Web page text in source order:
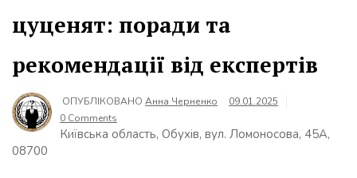
цуценят: поради та
рекомендації від експертів
ОПУБЛІКОВАНО Анна Черненко
09.01.2025
0 Comments
Київська область, Обухів, вул. Ломоносова, 45А,
08700